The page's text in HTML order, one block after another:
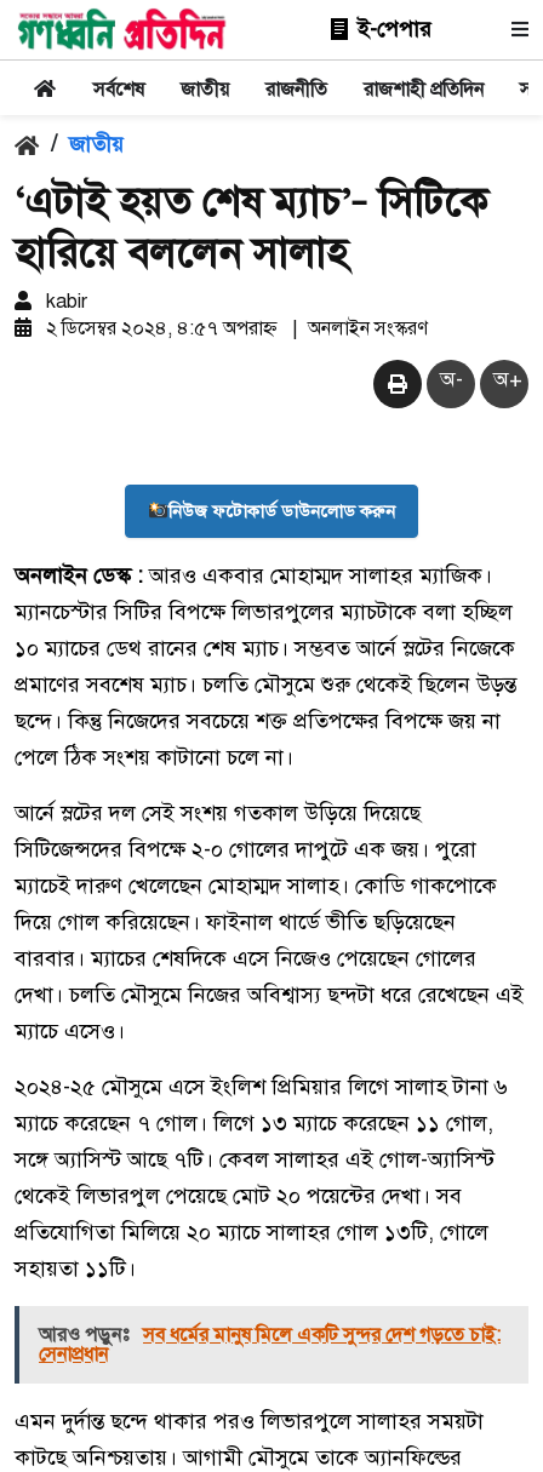
ই-পেপার
সর্বশেষ জাতীয় রাজনীতি রাজশাহী প্রতিদিন
/ জাতীয়
‘এটাই হয়ত শেষ ম্যাচ’– সিটিকে
হারিয়ে বললেন সালাহ
kabir
২ ডিসেম্বর ২০২৪, ৪:৫৭ অপরাহ্ন
| অনলাইন সংস্করণ
অ- অ+
নিউজ ফটোকার্ড ডাউনলোড করুন
অনলাইন ডেস্ক :আরও একবার মোহাম্মদ সালাহর ম্যাজিক।
ম্যানচেস্টার সিটির বিপক্ষে লিভারপুলের ম্যাচটাকে বলা হচ্ছিল
১০ ম্যাচের ডেথ রানের শেষ ম্যাচ। সম্ভবত আর্নে স্লটের নিজেকে
প্রমাণের সবশেষ ম্যাচ। চলতি মৌসুমে শুরু থেকেই ছিলেন উড়ন্ত
ছন্দে। কিন্তু নিজেদের সবচেয়ে শক্ত প্রতিপক্ষের বিপক্ষে জয় না
পেলে ঠিক সংশয় কাটানো চলে না।
আর্নে স্লটের দল সেই সংশয় গতকাল উড়িয়ে দিয়েছে
সিটিজেন্সদের বিপক্ষে ২-০ গোলের দাপুটে এক জয়। পুরো
ম্যাচেই দারুণ খেলেছেন মোহাম্মদ সালাহ। কোডি গাকপোকে
দিয়ে গোল করিয়েছেন। ফাইনাল থার্ডে ভীতি ছড়িয়েছেন
বারবার। ম্যাচের শেষদিকে এসে নিজেও পেয়েছেন গোলের
দেখা। চলতি মৌসুমে নিজের অবিশ্বাস্য ছন্দটা ধরে রেখেছেন এই
ম্যাচে এসেও।
২০২৪-২৫ মৌসুমে এসে ইংলিশ প্রিমিয়ার লিগে সালাহ টানা ৬
ম্যাচে করেছেন ৭ গোল। লিগে ১৩ ম্যাচে করেছেন ১১ গোল,
সঙ্গে অ্যাসিস্ট আছে ৭টি। কেবল সালাহর এই গোল-অ্যাসিস্ট
থেকেই লিভারপুল পেয়েছে মোট ২০ পয়েন্টের দেখা। সব
প্রতিযোগিতা মিলিয়ে ২০ ম্যাচে সালাহর গোল ১৩টি, গোলে
সহায়তা ১১টি।
আরও পড়ুনঃ সব ধর্মের মানুষ মিলে একটি সুন্দর দেশ গড়তে চাই:
সেনাপ্রধান
এমন দুর্দান্ত ছন্দে থাকার পরও লিভারপুলে সালাহর সময়টা
কাটছে অনিশ্চয়তায়। আগামী মৌসুমে তাকে অ্যানফিল্ডের